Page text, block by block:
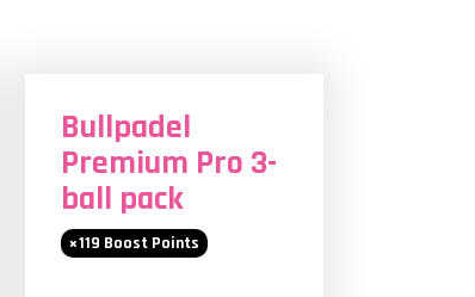
Bullpadel
Premium Pro 3-
ball pack
119 Boost Points